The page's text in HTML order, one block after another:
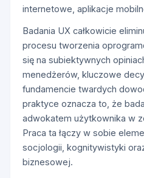
internetowe, aplikacje
Badania UX całkowicie
procesu tworzenia
się na subiektywnych
menedżerów, kluczowe
fundamencie twardych
praktyce oznacza to, że
adwokatem użytkownika w
Praca ta łączy w sobie
socjologii, kognitywistyki
biznesowej.